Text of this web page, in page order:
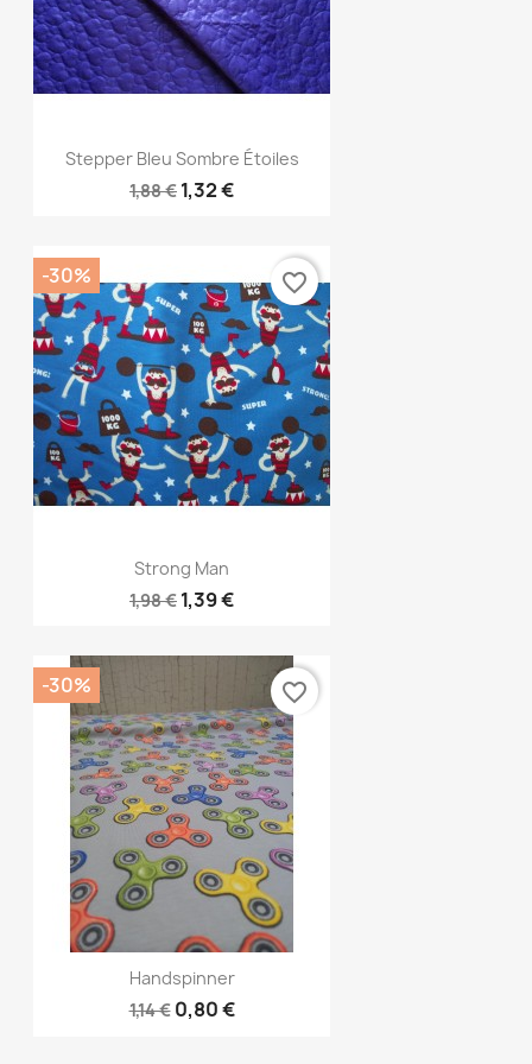
Vorschau
Stepper Bleu Sombre Étoiles
1,88 € 1,32 €
Vorschau
Strong Man
1,98 € 1,39 €
-30% favorite_border
Vorschau
Handspinner
1,14 € 0,80 €
-30% favorite_border